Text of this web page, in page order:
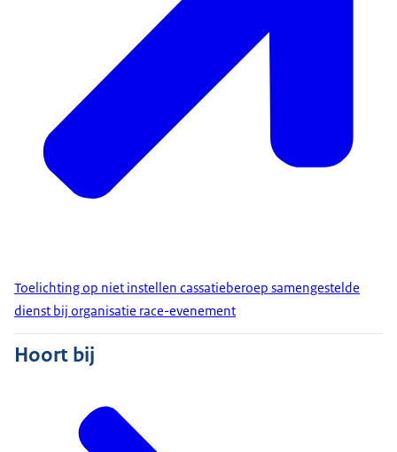
Toelichting op niet instellen cassatieberoep samengestelde
dienst bij organisatie race-evenement
Hoort bij